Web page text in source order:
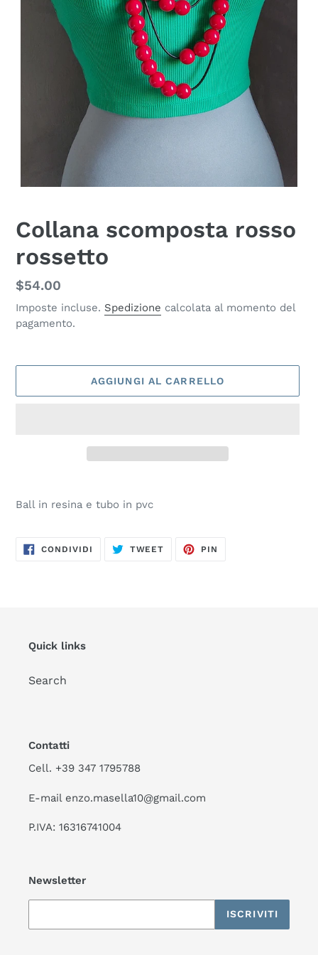
Collana scomposta rosso
rossetto
Prezzo
di
listino
$54.00
Imposte incluse. Spedizione calcolata al momento del
pagamento.
AGGIUNGI AL CARRELLO
del
carrello
Ball in resina e tubo in pvc
CONDIVIDI CONDIVIDITWEET TWITTA PIN
Quick links
Search
Contatti
Cell. +39 347 1795788
E-mail enzo.masella10@gmail.com
P.IVA: 16316741004
Newsletter
ISCRIVITI